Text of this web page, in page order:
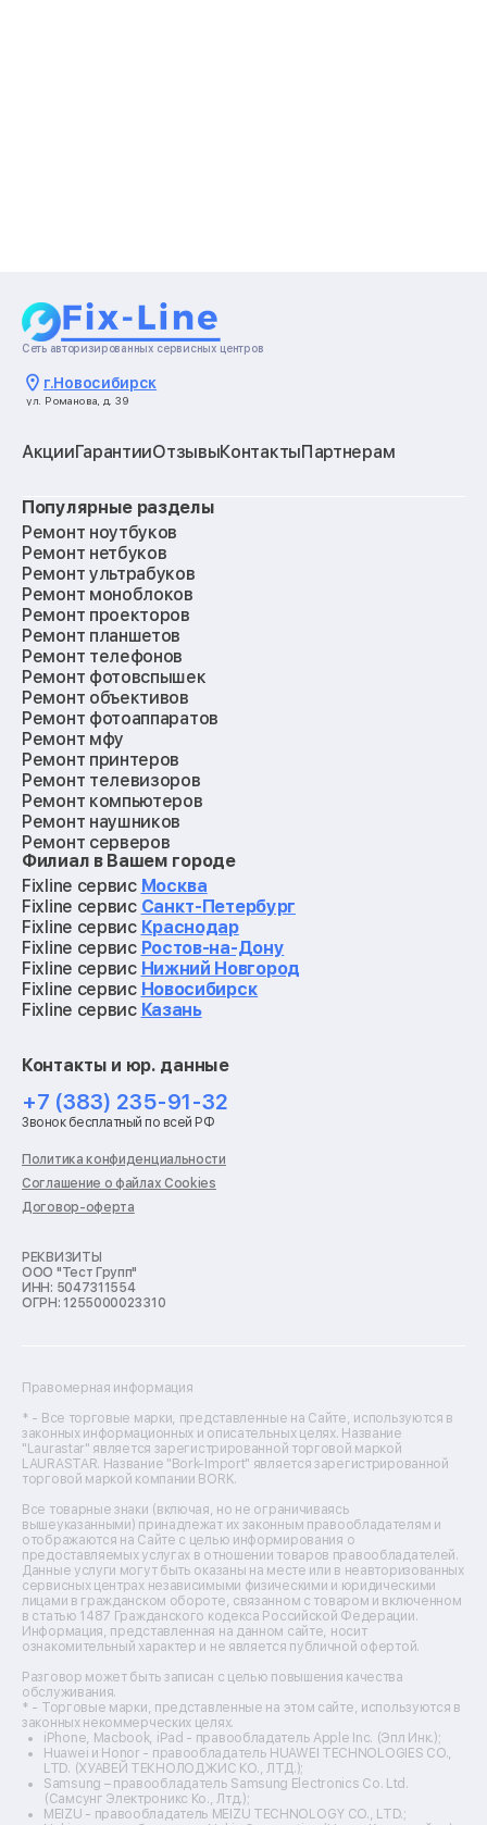
Сеть авторизированных сервисных центров
г.Новосибирск
ул. Романова, д. 39
АкцииГарантииОтзывыКонтактыПартнерам
Популярные разделы
Ремонт ноутбуков
Ремонт нетбуков
Ремонт ультрабуков
Ремонт моноблоков
Ремонт проекторов
Ремонт планшетов
Ремонт телефонов
Ремонт фотовспышек
Ремонт объективов
Ремонт фотоаппаратов
Ремонт мфу
Ремонт принтеров
Ремонт телевизоров
Ремонт компьютеров
Ремонт наушников
Ремонт серверов
Ремонт мониторов
Ремонт квадрокоптеров
Ремонт электросамокатов
Ремонт материнских плат
Ремонт видеокарт
Ремонт кофемашин
Ремонт vr систем
Ремонт игровых приставок
Ремонт роботов-пылесосов
Ремонт холодильников
Ремонт стиральных машин
Ремонт пылесосов
Ремонт варочных панелей
Ремонт духовых шкафов
Ремонт кондиционеров
Ремонт кухонных комбайнов
Ремонт морозильных камер
Ремонт отпаривателей
Ремонт плоттеров
Ремонт фенов
Ремонт цифровых биноклей
Ремонт тепловизоров
Ремонт массажных кресел
Ремонт водонагревателей
Ремонт вытяжек
Ремонт источников бесперебойного питания
Ремонт пароварок
Ремонт микшерных пультов
Ремонт dj-пультов
Ремонт кухонных плит
Ремонт стедикамов
Ремонт оптических прицелов
Ремонт электровелосипедов
Ремонт видеокамер
Ремонт эхолотов
Ремонт 3d-принтеров
Ремонт прицелов ночного видения
Ремонт винных шкафов
Ремонт выпрямителей
Ремонт сушилок для рук
Ремонт дальномеров
Филиал в Вашем городе
Fixline сервис Москва
Fixline сервис Санкт-Петербург
Fixline сервис Краснодар
Fixline сервис Ростов-на-Дону
Fixline сервис Нижний Новгород
Fixline сервис Новосибирск
Fixline сервис Казань
Контакты и юр. данные
+7 (383) 235-91-32
Звонок бесплатный по всей РФ
Политика конфиденциальности
Соглашение о файлах Cookies
Договор-оферта
РЕКВИЗИТЫ
ООО "Тест Групп"
ИНН: 5047311554
ОГРН: 1255000023310
Правомерная информация
* - Все торговые марки, представленные на Сайте, используются в
законных информационных и описательных целях. Название
"Laurastar" является зарегистрированной торговой маркой
LAURASTAR. Название "Bork-Import" является зарегистрированной
торговой маркой компании BORK.
Все товарные знаки (включая, но не ограничиваясь
вышеуказанными) принадлежат их законным правообладателям и
отображаются на Сайте с целью информирования о
предоставляемых услугах в отношении товаров правообладателей.
Данные услуги могут быть оказаны на месте или в неавторизованных
сервисных центрах независимыми физическими и юридическими
лицами в гражданском обороте, связанном с товаром и включенном
в статью 1487 Гражданского кодекса Российской Федерации.
Информация, представленная на данном сайте, носит
ознакомительный характер и не является публичной офертой.
Разговор может быть записан с целью повышения качества
обслуживания.
* - Торговые марки, представленные на этом сайте, используются в
законных некоммерческих целях.
iPhone, Macbook, iPad - правообладатель Apple Inc. (Эпл Инк.);
Huawei и Honor - правообладатель HUAWEI TECHNOLOGIES CO.,
LTD. (ХУАВЕЙ ТЕКНОЛОДЖИС КО., ЛТД.);
Samsung – правообладатель Samsung Electronics Co. Ltd.
(Самсунг Электроникс Ко., Лтд.);
MEIZU - правообладатель MEIZU TECHNOLOGY CO., LTD.;